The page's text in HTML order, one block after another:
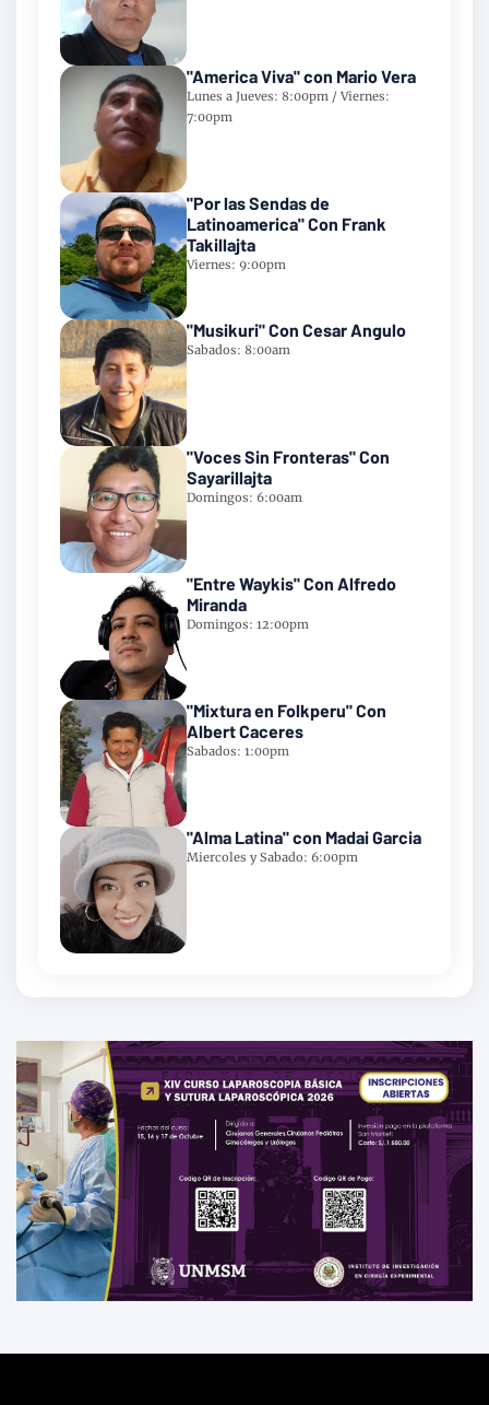
"America Viva" con Mario Vera
Lunes a Jueves: 8:00pm / Viernes:
7:00pm
"Por las Sendas de
Latinoamerica" Con Frank
Takillajta
Viernes: 9:00pm
"Musikuri" Con Cesar Angulo
Sabados: 8:00am
"Voces Sin Fronteras" Con
Sayarillajta
Domingos: 6:00am
"Entre Waykis" Con Alfredo
Miranda
Domingos: 12:00pm
"Mixtura en Folkperu" Con
Albert Caceres
Sabados: 1:00pm
"Alma Latina" con Madai Garcia
Miercoles y Sabado: 6:00pm